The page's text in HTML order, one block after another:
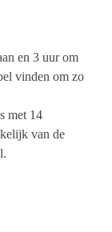
en 3 uur om
vinden om zo
met 14
van de